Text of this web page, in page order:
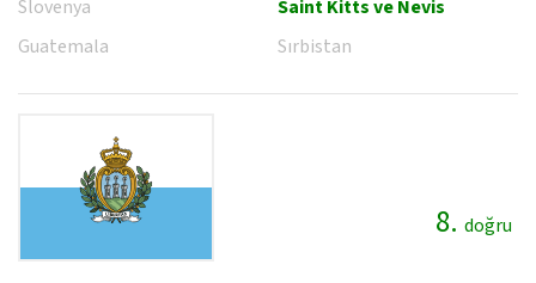
Slovenya
Guatemala
Saint Kitts ve Nevis
Sırbistan
8. doğru